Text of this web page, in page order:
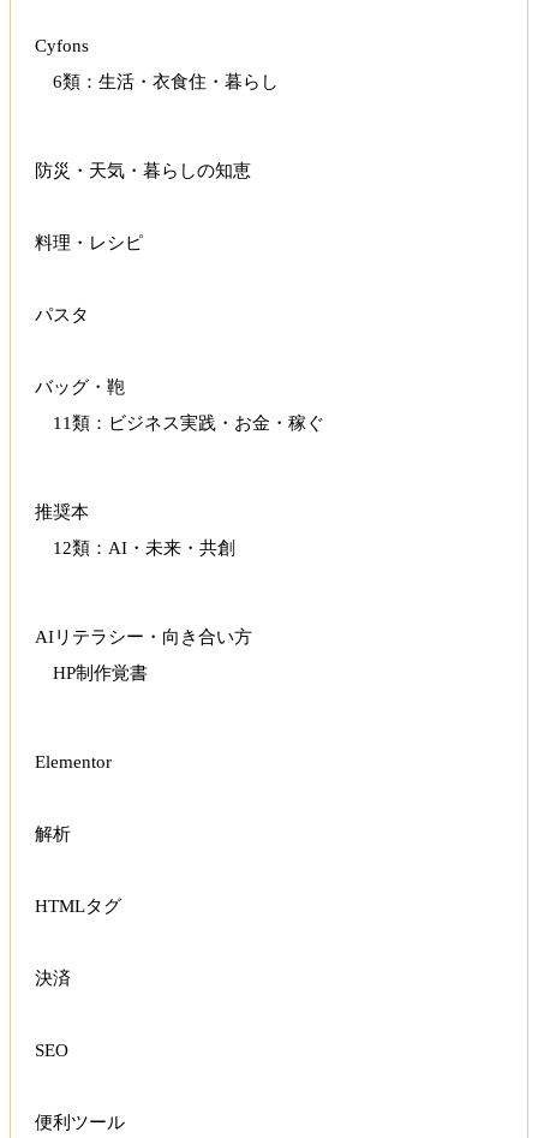
Cyfons
6類：生活・衣食住・暮らし
防災・天気・暮らしの知恵
料理・レシピ
パスタ
バッグ・鞄
11類：ビジネス実践・お金・稼ぐ
推奨本
12類：AI・未来・共創
AIリテラシー・向き合い方
HP制作覚書
Elementor
解析
HTMLタグ
決済
SEO
便利ツール